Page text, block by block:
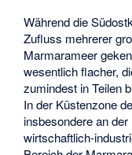
Während die
Zufluss mehrerer
Marmarameer
wesentlich flacher,
zumindest in Teilen
In der Küstenzone
insbesondere an
wirtschaftlich-